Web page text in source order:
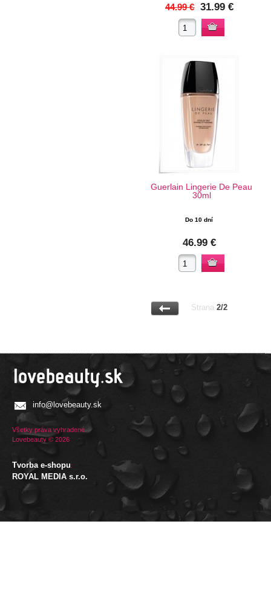
44.99 € 31.99 €
Guerlain Lingerie De Peau
30ml
Do 10 dní
46.99 €
Strana 2/2
info@lovebeauty.sk
Všetky práva vyhradené.
Lovebeauty © 2026
Tvorba e-shopu:
ROYAL MEDIA s.r.o.